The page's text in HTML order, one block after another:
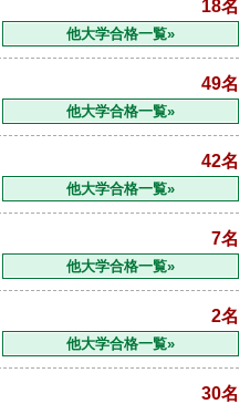
18名
他大学合格一覧»
49名
他大学合格一覧»
42名
他大学合格一覧»
7名
他大学合格一覧»
2名
他大学合格一覧»
30名